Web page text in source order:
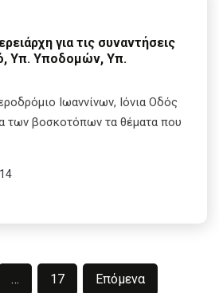
για τις συναντήσεις
Υπ. Υποδομών, Υπ.
Ιωαννίνων, Ιόνια Οδός
των βοσκοτόπων τα θέματα που
… 17 Επόμενα